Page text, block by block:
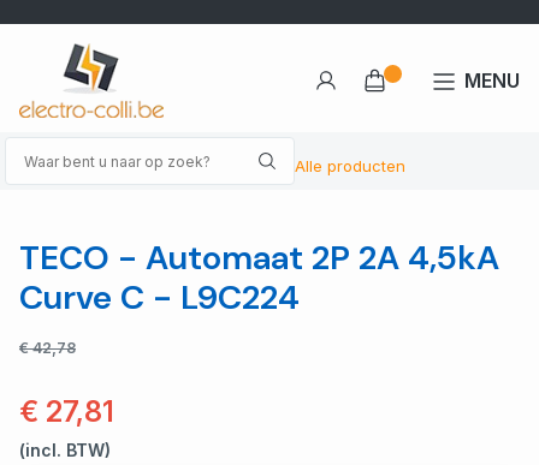
Alle producten
MENU
TECO - Automaat 2P 2A 4,5kA
Curve C - L9C224
€ 42,78
€ 27,81
(incl. BTW)